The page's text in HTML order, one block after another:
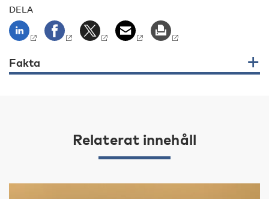
DELA
Fakta
Relaterat innehåll